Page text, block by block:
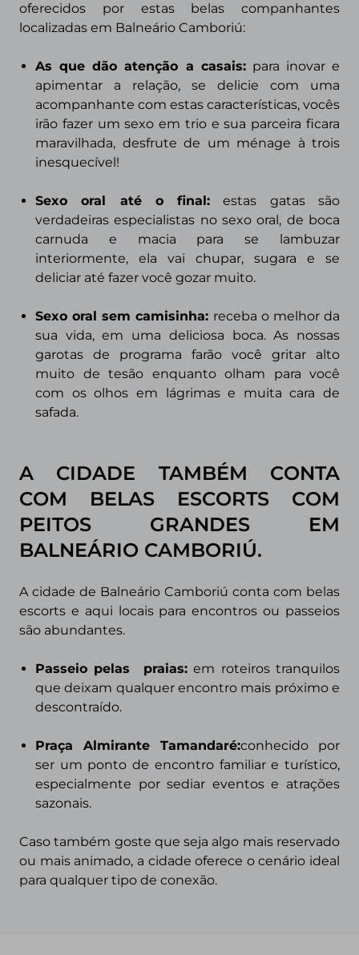
oferecidos por estas belas companhantes
localizadas em Balneário Camboriú:
As que dão atenção a casais:para inovar e
apimentar a relação, se delicie com uma
acompanhante com estas características, vocês
irão fazer um sexo em trio e sua parceira ficara
maravilhada, desfrute de um ménage à trois
inesquecível!
Sexo oral até o final: estas gatas são
verdadeiras especialistas no sexo oral, de boca
carnuda e macia para se lambuzar
interiormente, ela vai chupar, sugara e se
deliciar até fazer você gozar muito.
Sexo oral sem camisinha: receba o melhor da
sua vida, em uma deliciosa boca. As nossas
garotas de programa farão você gritar alto
muito de tesão enquanto olham para você
com os olhos em lágrimas e muita cara de
safada.
A CIDADE TAMBÉM CONTA
COM BELAS ESCORTS COM
PEITOS GRANDES EM
BALNEÁRIO CAMBORIÚ.
A cidade de Balneário Camboriú conta com belas
escorts e aqui locais para encontros ou passeios
são abundantes.
Passeio pelas praias: em roteiros tranquilos
que deixam qualquer encontro mais próximo e
descontraído.
Praça Almirante Tamandaré:conhecido por
ser um ponto de encontro familiar e turístico,
especialmente por sediar eventos e atrações
sazonais.
Caso também goste que seja algo mais reservado
ou mais animado, a cidade oferece o cenário ideal
para qualquer tipo de conexão.